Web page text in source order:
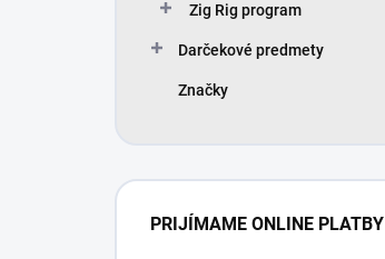
Zig Rig program
Darčekové predmety
Značky
PRIJÍMAME ONLINE PLATBY